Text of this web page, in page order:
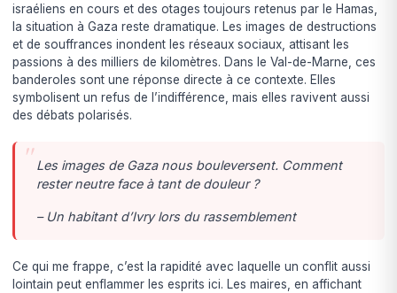
israéliens en cours et des otages toujours retenus par le Hamas,
la situation à Gaza reste dramatique. Les images de destructions
et de souffrances inondent les réseaux sociaux, attisant les
passions à des milliers de kilomètres. Dans le Val-de-Marne, ces
banderoles sont une réponse directe à ce contexte. Elles
symbolisent un refus de l’indifférence, mais elles ravivent aussi
des débats polarisés.
Les images de Gaza nous bouleversent. Comment
rester neutre face à tant de douleur ?
– Un habitant d’Ivry lors du rassemblement
Ce qui me frappe, c’est la rapidité avec laquelle un conflit aussi
lointain peut enflammer les esprits ici. Les maires, en affichant